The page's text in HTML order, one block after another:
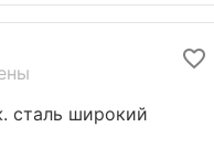
сталь широкий